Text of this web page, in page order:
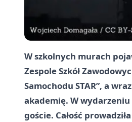
W szkolnych murach
Zespole Szkół
Samochodu STAR”, a
akademię. W
goście. Całość